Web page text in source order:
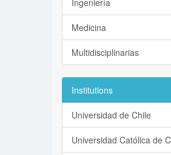
Ingeniería
Medicina
Multidisciplinarias
Institutions
Universidad de Chile
Universidad Católica de